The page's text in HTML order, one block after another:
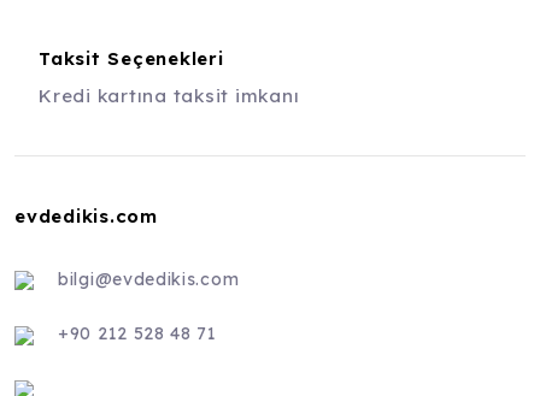
Taksit Seçenekleri
Kredi kartına taksit imkanı
evdedikis.com
bilgi@evdedikis.com
+90 212 528 48 71